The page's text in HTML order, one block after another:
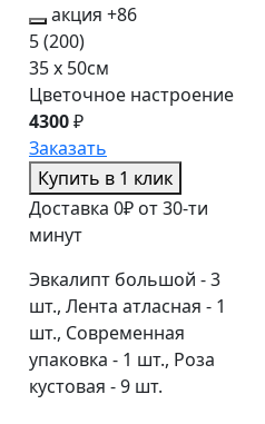
акция +86
5(200)
35 x 50см
Цветочное настроение
4300₽
Заказать
Купить в 1 клик
Доставка 0₽ от 30-ти
минут
Эвкалипт большой - 3
шт., Лента атласная - 1
шт., Современная
упаковка - 1 шт., Роза
кустовая - 9 шт.